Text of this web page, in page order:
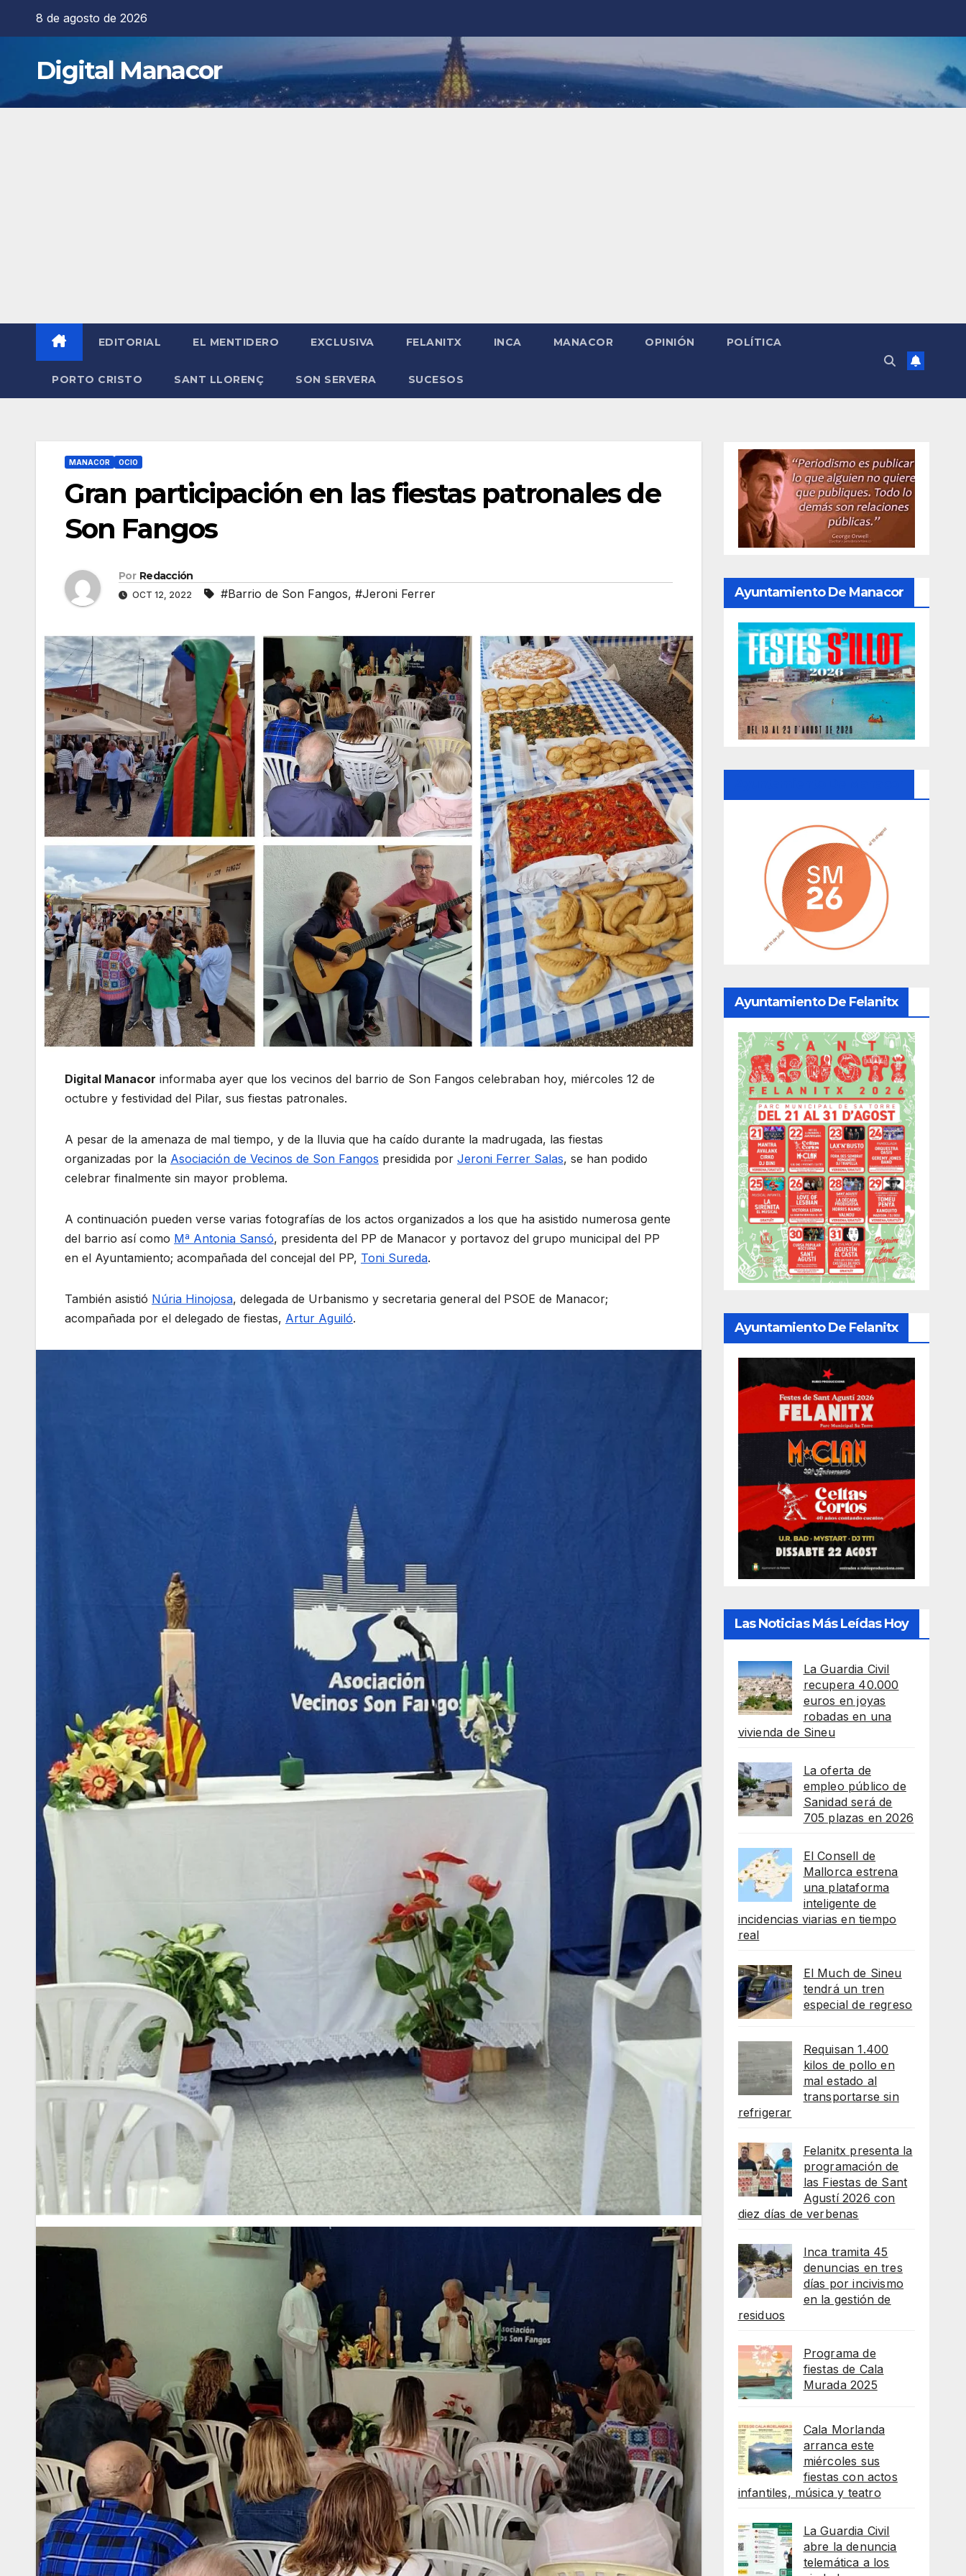
8 de agosto de 2026
Digital Manacor
EDITORIAL EL MENTIDERO EXCLUSIVA FELANITX INCA MANACOR OPINIÓN POLÍTICA
PORTO CRISTO SANT LLORENÇ SON SERVERA SUCESOS
MANACOR OCIO
Gran participación en las fiestas patronales de
Son Fangos
Por Redacción
OCT 12, 2022 #Barrio de Son Fangos, #Jeroni Ferrer
Digital Manacor informaba ayer que los vecinos del barrio de Son Fangos celebraban hoy, miércoles 12 de
octubre y festividad del Pilar, sus fiestas patronales.
A pesar de la amenaza de mal tiempo, y de la lluvia que ha caído durante la madrugada, las fiestas
organizadas por la Asociación de Vecinos de Son Fangos presidida por Jeroni Ferrer Salas, se han podido
celebrar finalmente sin mayor problema.
A continuación pueden verse varias fotografías de los actos organizados a los que ha asistido numerosa gente
del barrio así como Mª Antonia Sansó, presidenta del PP de Manacor y portavoz del grupo municipal del PP
en el Ayuntamiento; acompañada del concejal del PP, Toni Sureda.
También asistió Núria Hinojosa, delegada de Urbanismo y secretaria general del PSOE de Manacor;
acompañada por el delegado de fiestas, Artur Aguiló.
Ayuntamiento De Manacor
Ayuntamiento De Felanitx
Ayuntamiento De Felanitx
Las Noticias Más Leídas Hoy
La Guardia Civil
recupera 40.000
euros en joyas
robadas en una
vivienda de Sineu
La oferta de
empleo público de
Sanidad será de
705 plazas en 2026
El Consell de
Mallorca estrena
una plataforma
inteligente de
incidencias viarias en tiempo
real
El Much de Sineu
tendrá un tren
especial de regreso
Requisan 1.400
kilos de pollo en
mal estado al
transportarse sin
refrigerar
Felanitx presenta la
programación de
las Fiestas de Sant
Agustí 2026 con
diez días de verbenas
Inca tramita 45
denuncias en tres
días por incivismo
en la gestión de
residuos
Programa de
fiestas de Cala
Murada 2025
Cala Morlanda
arranca este
miércoles sus
fiestas con actos
infantiles, música y teatro
La Guardia Civil
abre la denuncia
telemática a los